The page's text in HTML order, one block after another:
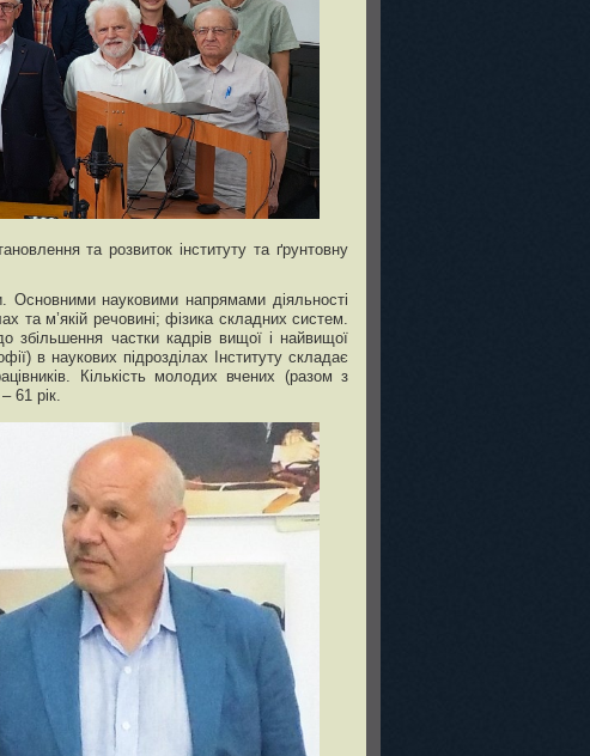
та розвиток інституту та ґрунтовну
Основними науковими напрямами діяльності
та м’якій речовині; фізика складних систем.
збільшення частки кадрів вищої і найвищої
в наукових підрозділах Інституту складає
Кількість молодих вчених (разом з
61 рік.